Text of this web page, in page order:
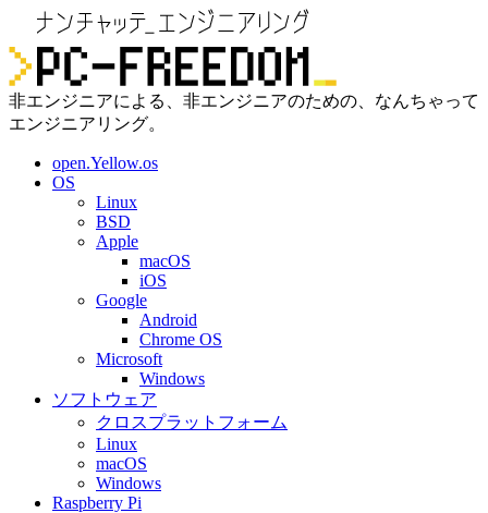
非エンジニアによる、非エンジニアのための、なんちゃって
エンジニアリング。
open.Yellow.os
OS
Linux
BSD
Apple
macOS
iOS
Google
Android
Chrome OS
Microsoft
Windows
ソフトウェア
クロスプラットフォーム
Linux
macOS
Windows
Raspberry Pi